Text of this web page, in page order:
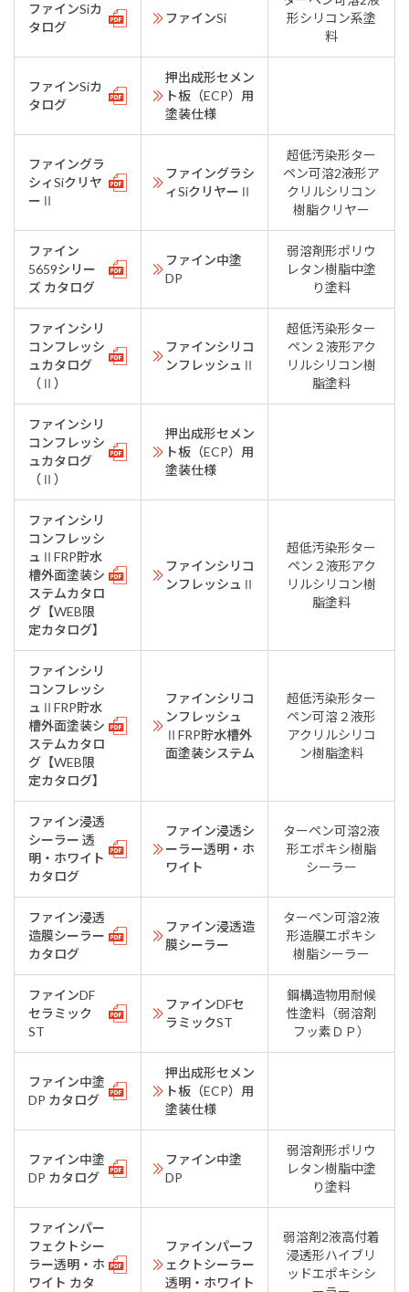
ファインSiカ
タログ
ファインSi
形シリコン系塗
料
ファインSiカ
タログ
押出成形セメン
ト板（ECP）用
塗装仕様
ファイングラ
シィSiクリヤ
ーⅡ
ファイングラシ
ィSiクリヤーⅡ
超低汚染形ター
ペン可溶2液形ア
クリルシリコン
樹脂クリヤー
ファイン
5659シリー
ズ カタログ
ファイン中塗
DP
弱溶剤形ポリウ
レタン樹脂中塗
り塗料
ファインシリ
コンフレッシ
ュカタログ
（Ⅱ）
ファインシリコ
ンフレッシュⅡ
超低汚染形ター
ペン２液形アク
リルシリコン樹
脂塗料
ファインシリ
コンフレッシ
ュカタログ
（Ⅱ）
押出成形セメン
ト板（ECP）用
塗装仕様
ファインシリ
コンフレッシ
ュⅡFRP貯水
槽外面塗装シ
ステムカタロ
グ【WEB限
定カタログ】
ファインシリコ
ンフレッシュⅡ
超低汚染形ター
ペン２液形アク
リルシリコン樹
脂塗料
ファインシリ
コンフレッシ
ュⅡFRP貯水
槽外面塗装シ
ステムカタロ
グ【WEB限
定カタログ】
ファインシリコ
ンフレッシュ
ⅡFRP貯水槽外
面塗装システム
超低汚染形ター
ペン可溶２液形
アクリルシリコ
ン樹脂塗料
ファイン浸透
シーラー 透
明・ホワイト
カタログ
ファイン浸透シ
ーラー透明・ホ
ワイト
ターペン可溶2液
形エポキシ樹脂
シーラー
ファイン浸透
造膜シーラー
カタログ
ファイン浸透造
膜シーラー
ターペン可溶2液
形造膜エポキシ
樹脂シーラー
ファインDF
セラミック
ST
ファインDFセ
ラミックST
鋼構造物用耐候
性塗料（弱溶剤
フッ素ＤＰ）
ファイン中塗
DP カタログ
押出成形セメン
ト板（ECP）用
塗装仕様
ファイン中塗
DP カタログ
ファイン中塗
DP
弱溶剤形ポリウ
レタン樹脂中塗
り塗料
ファインパー
フェクトシー
ラー透明・ホ
ワイト カタ
ファインパーフ
ェクトシーラー
透明・ホワイト
弱溶剤2液高付着
浸透形ハイブリ
ッドエポキシシ